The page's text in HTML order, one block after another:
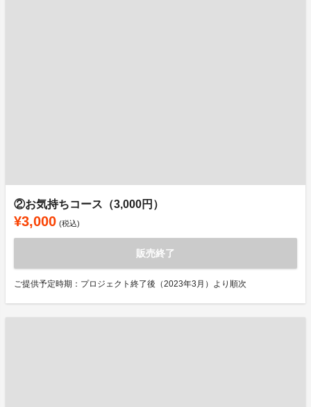
②お気持ちコース（3,000円）
¥3,000 (税込)
販売終了
ご提供予定時期：プロジェクト終了後（2023年3月）より順次